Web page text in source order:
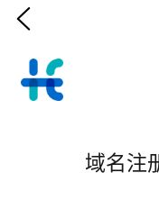

域名注